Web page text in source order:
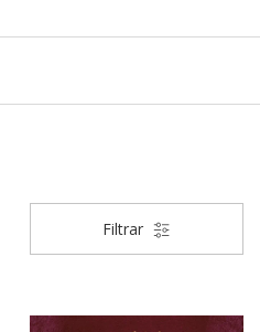
Filtrar